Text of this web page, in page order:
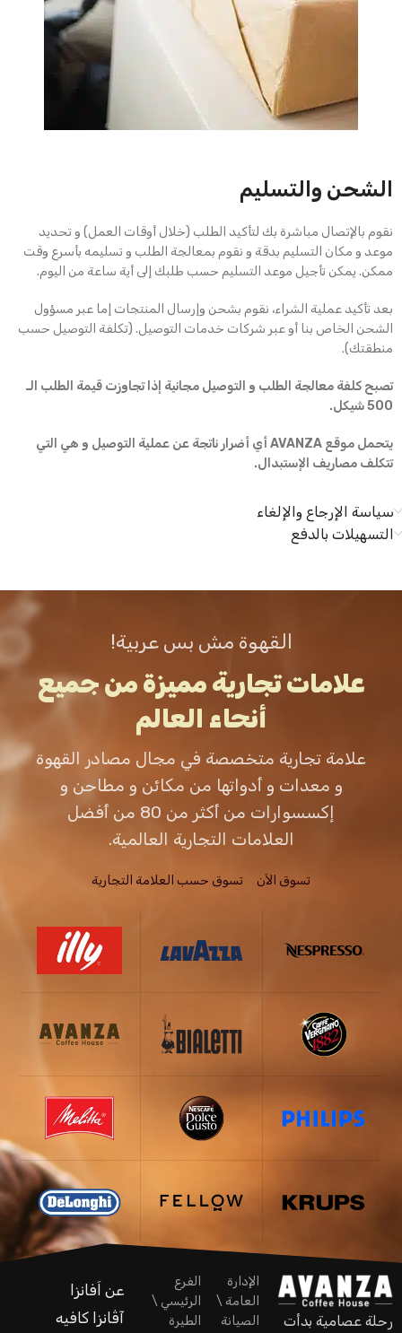
الشحن والتسليم
نقوم بالإتصال مباشرة بك لتأكيد الطلب (خلال أوقات العمل) و تحديد
موعد و مكان التسليم بدقة و نقوم بمعالجة الطلب و تسليمه بأسرع وقت
ممكن. يمكن تأجيل موعد التسليم حسب طلبك إلى أية ساعة من اليوم.
بعد تأكيد عملية الشراء، نقوم بشحن وإرسال المنتجات إما عبر مسؤول
الشحن الخاص بنا أو عبر شركات خدمات التوصيل. (تكلفة التوصيل حسب
منطقتك).
تصبح كلفة معالجة الطلب و التوصيل مجانية إذا تجاوزت قيمة الطلب الـ
500 شيكل.
يتحمل موقع AVANZA أي أضرار ناتجة عن عملية التوصيل و هي التي
تتكلف مصاريف الإستبدال.
سياسة الإرجاع والإلغاء
التسهيلات بالدفع
القهوة مش بس عربية!
علامات تجارية مميزة من جميع
أنحاء العالم
علامة تجارية متخصصة في مجال مصادر القهوة
و معدات و أدواتها من مكائن و مطاحن و
إكسسوارات من أكثر من 80 من أفضل
العلامات التجارية العالمية.
تسوق الاَن تسوق حسب العلامة التجارية
رحلة عصامية بدأت
الإدارة
العامة \
الصيانة
الفرع
الرئيسي \
الطيرة
عن اَفانزا
آڤانزا كافيه